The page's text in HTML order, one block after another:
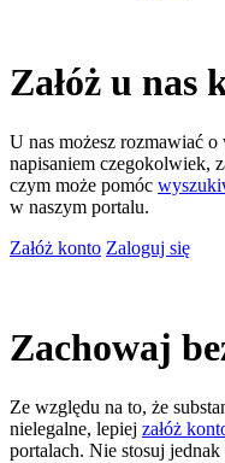
Załóż u nas
U nas możesz rozmawiać
napisaniem czegokolwiek,
czym może pomóc
w naszym portalu.
Załóż konto Zaloguj się
Zachowaj
Ze względu na to, że
nielegalne, lepiej załóż
portalach. Nie stosuj